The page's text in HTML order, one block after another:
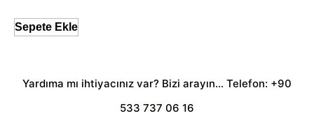
Sepete Ekle
Yardıma mı ihtiyacınız var? Bizi arayın... Telefon: +90
533 737 06 16